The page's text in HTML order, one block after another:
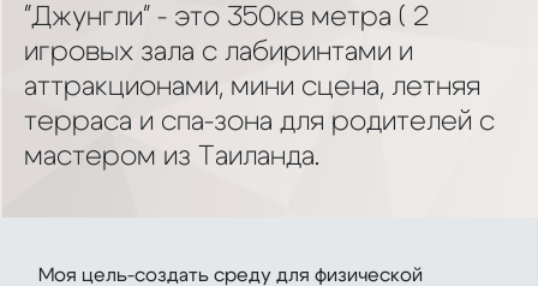
"Джунгли" - это 350кв метра ( 2
игровых зала с лабиринтами и
аттракционами, мини сцена, летняя
терраса и спа-зона для родителей с
мастером из Таиланда.
Моя цель-создать среду для физической